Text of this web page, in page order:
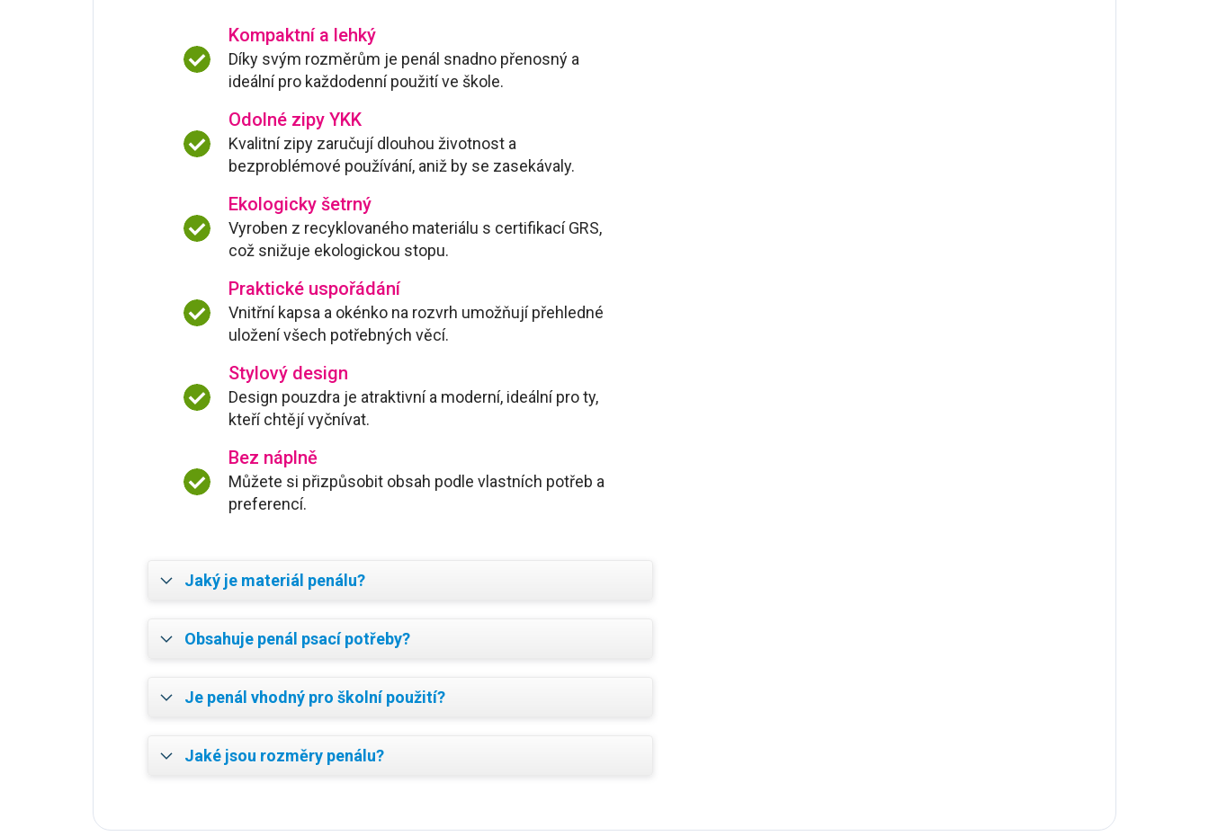
Kompaktní a lehký
Díky svým rozměrům je penál snadno přenosný a
ideální pro každodenní použití ve škole.
Odolné zipy YKK
Kvalitní zipy zaručují dlouhou životnost a
bezproblémové používání, aniž by se zasekávaly.
Ekologicky šetrný
Vyroben z recyklovaného materiálu s certifikací GRS,
což snižuje ekologickou stopu.
Praktické uspořádání
Vnitřní kapsa a okénko na rozvrh umožňují přehledné
uložení všech potřebných věcí.
Stylový design
Design pouzdra je atraktivní a moderní, ideální pro ty,
kteří chtějí vyčnívat.
Bez náplně
Můžete si přizpůsobit obsah podle vlastních potřeb a
preferencí.
Jaký je materiál penálu?
Obsahuje penál psací potřeby?
Je penál vhodný pro školní použití?
Jaké jsou rozměry penálu?